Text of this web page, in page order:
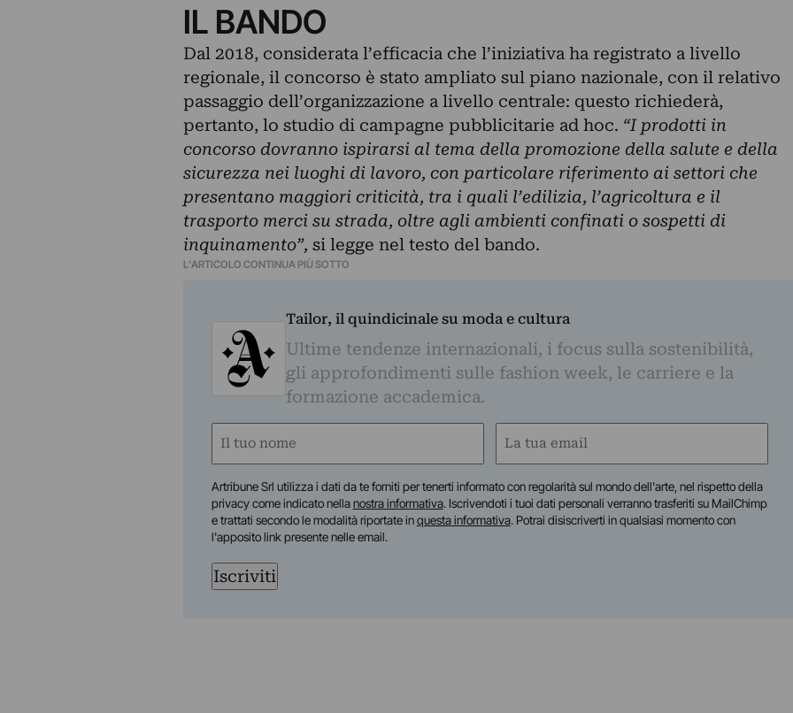
IL BANDO
Dal 2018, considerata l’efficacia che l’iniziativa ha registrato a livello
regionale, il concorso è stato ampliato sul piano nazionale, con il relativo
passaggio dell’organizzazione a livello centrale: questo richiederà,
pertanto, lo studio di campagne pubblicitarie ad hoc. “I prodotti in
concorso dovranno ispirarsi al tema della promozione della salute e della
sicurezza nei luoghi di lavoro, con particolare riferimento ai settori che
presentano maggiori criticità, tra i quali l’edilizia, l’agricoltura e il
trasporto merci su strada, oltre agli ambienti confinati o sospetti di
inquinamento”, si legge nel testo del bando.
L'ARTICOLO CONTINUA PIÙ SOTTO
Tailor, il quindicinale su moda e cultura
Ultime tendenze internazionali, i focus sulla sostenibilità,
gli approfondimenti sulle fashion week, le carriere e la
formazione accademica.
Nome
Email
Artribune Srl utilizza i dati da te forniti per tenerti informato con regolarità sul mondo dell'arte, nel rispetto della
privacy come indicato nellanostra informativa. Iscrivendoti i tuoi dati personali verranno trasferiti su MailChimp
e trattati secondo le modalità riportate inquesta informativa. Potrai disiscriverti in qualsiasi momento con
l'apposito link presente nelle email.
Iscriviti